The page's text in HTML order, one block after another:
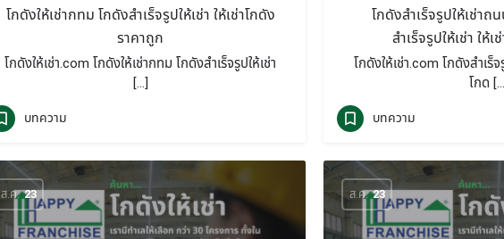
โกดังให้เช่ากทม โกดังสำเร็จรูปให้เช่า ให้เช่าโกดัง
ราคาถูก
โกดังให้เช่า.com โกดังให้เช่ากทม โกดังสำเร็จรูปให้เช่า
[…]
บทความ
โกดังสำเร็จรูปให้เช่า
สำเร็จรูปให้เช่า ให้
โกดังให้เช่า.com โกดังสำเร็
โกด
บทความ
ส.ค. 23 ส.ค. 23